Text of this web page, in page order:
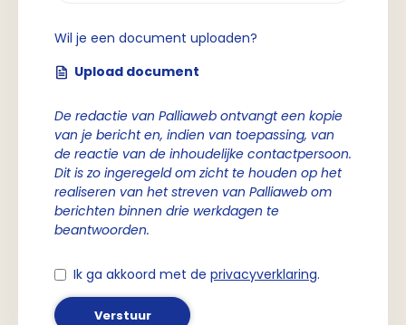
Wil je een document uploaden?
Upload document
De redactie van Palliaweb ontvangt een kopie
van je bericht en, indien van toepassing, van
de reactie van de inhoudelijke contactpersoon.
Dit is zo ingeregeld om zicht te houden op het
realiseren van het streven van Palliaweb om
berichten binnen drie werkdagen te
beantwoorden.
Ik ga akkoord met de privacyverklaring.
Verstuur